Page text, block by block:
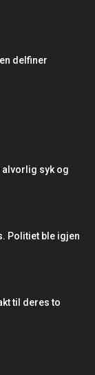
delfiner
alvorlig syk og
Politiet ble igjen
til deres to